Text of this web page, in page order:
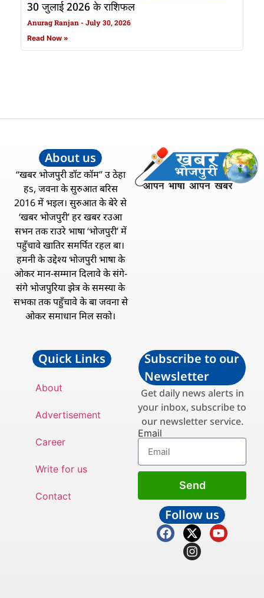
30 जुलाई 2026 के राशिफल
Anurag Ranjan July 30, 2026
Read Now »
About us
“खबर भोजपुरी डॉट कॉम” उ ठेहा
हs, जवना के सुरुआत बरिस
2016 में भइल। सुरुआत के बेरे से
‘खबर भोजपुरी’ हर खबर रउआ
सभन तक राउरे भाषा ‘भोजपुरी’ में
पहुँचावे खातिर समर्पित रहल बा।
हमनी के उद्देश्य भोजपुरी भाषा के
ओकर मान-सम्मान दिलावे के संगे-
संगे भोजपुरिया झेत्र के समस्या के
सभका तक पहुँचावे के बा जवना से
ओकर समाधान मिल सको।
Quick Links
About
Advertisement
Career
Write for us
Contact
Subscribe to our
Newsletter
Get daily news alerts in
your inbox, subscribe to
our newsletter service.
Email
Send
Follow us